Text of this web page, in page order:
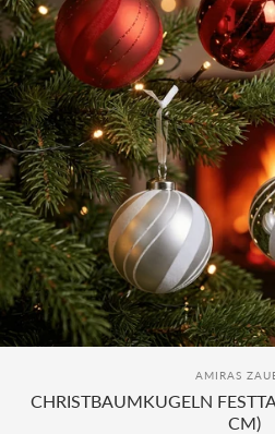
COMING
Anbieter:
AMIRAS
CHRISTBAUMKUGELN
CM)